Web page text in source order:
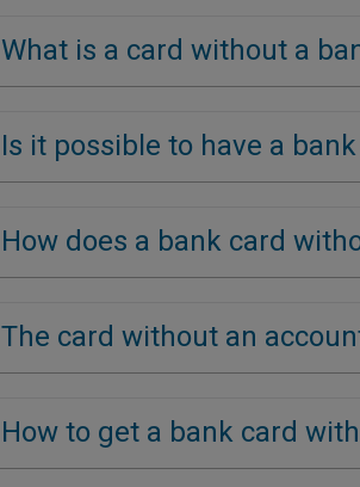
What is a card without a
Is it possible to have a
How does a bank card
The card without an
How to get a bank card